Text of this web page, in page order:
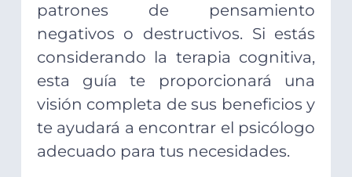
patrones de pensamiento
negativos o destructivos. Si estás
considerando la terapia cognitiva,
esta guía te proporcionará una
visión completa de sus beneficios y
te ayudará a encontrar el psicólogo
adecuado para tus necesidades.